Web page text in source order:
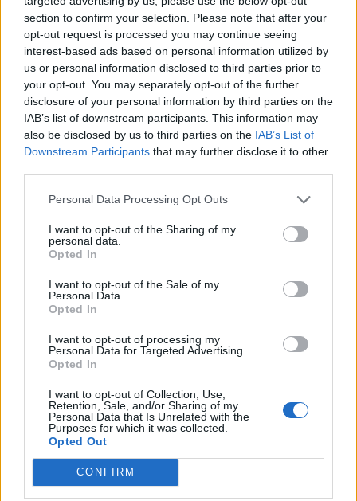
section to confirm your selection. Please note that after your
opt-out request is processed you may continue seeing
interest-based ads based on personal information utilized by
us or personal information disclosed to third parties prior to
your opt-out. You may separately opt-out of the further
disclosure of your personal information by third parties on the
IAB’s list of downstream participants. This information may
also be disclosed by us to third parties on the IAB’s List of
Downstream Participants that may further disclose it to other
Personal Data Processing Opt Outs
I want to opt-out of the Sharing of my
personal data.
Opted In
I want to opt-out of the Sale of my
Personal Data.
Opted In
I want to opt-out of processing my
Personal Data for Targeted Advertising.
Opted In
I want to opt-out of Collection, Use,
Retention, Sale, and/or Sharing of my
Personal Data that Is Unrelated with the
Purposes for which it was collected.
Opted Out
CONFIRM
Edellinen artikkeli
Niklas Süle siirtyy kesällä
ilmaiseksi pois Bayernista
päätöksen – Venäjä ulos
kansainvälisestä
LIITTYVÄT ARTIKKELIT
Jalkapallon MM-kisat 2026
Pudotuspelit – tässä kaavio
Argentiinan joukkue jalkapallon MM-